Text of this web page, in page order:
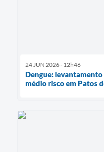
24 JUN 2026 - 12h46
Dengue:
médio risco em Patos